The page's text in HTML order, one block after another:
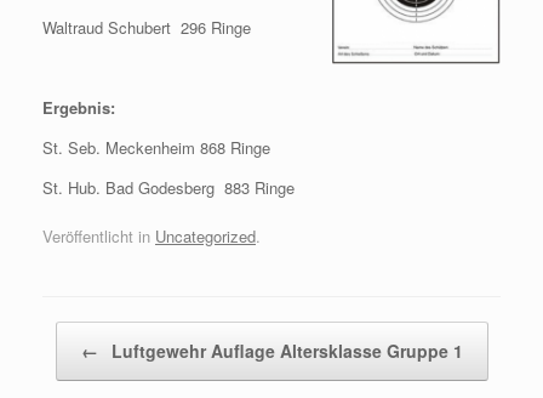
Waltraud Schubert 296 Ringe
Ergebnis:
St. Seb. Meckenheim 868 Ringe
St. Hub. Bad Godesberg 883 Ringe
Veröffentlicht in Uncategorized.
← Luftgewehr Auflage Altersklasse Gruppe 1